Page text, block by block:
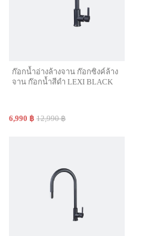
ก๊อกน้ำอ่างล้างจาน ก๊อกซิงค์ล้าง
จาน ก๊อกน้ำสีดำ LEXI BLACK
6,990 ฿ 12,990 ฿